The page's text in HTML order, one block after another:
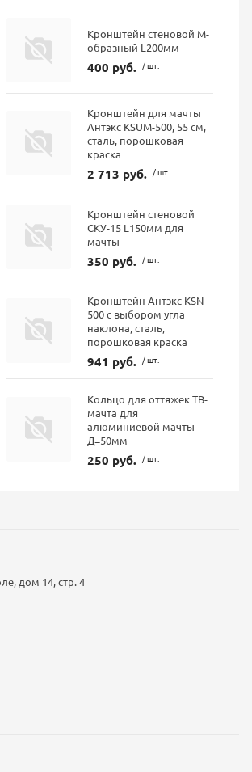
Кронштейн стеновой М-
образный L200мм
400 руб. / шт.
Кронштейн для мачты
Антэкс KSUM-500, 55 см,
сталь, порошковая
краска
2 713 руб. / шт.
Кронштейн стеновой
СКУ-15 L150мм для
мачты
350 руб. / шт.
Кронштейн Антэкс KSN-
500 с выбором угла
наклона, сталь,
порошковая краска
941 руб. / шт.
Кольцо для оттяжек ТВ-
мачта для
алюминиевой мачты
Д=50мм
250 руб. / шт.
дом 14, стр. 4